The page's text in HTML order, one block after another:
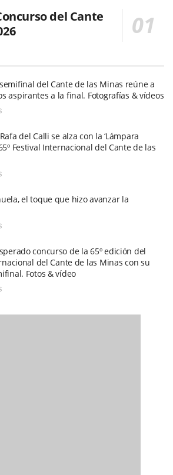
del Cante
del Cante de las Minas reúne a
aspirantes a la final. Fotografías & vídeos
del Calli se alza con la ‘Lámpara
Festival Internacional del Cante de las
el toque que hizo avanzar la
concurso de la 65º edición del
del Cante de las Minas con su
Fotos & vídeo